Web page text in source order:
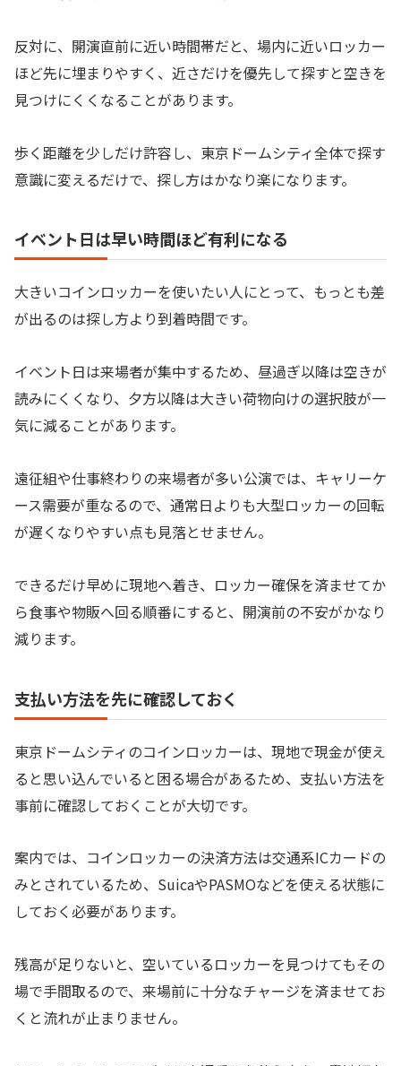
反対に、開演直前に近い時間帯だと、場内に近いロッカー
ほど先に埋まりやすく、近さだけを優先して探すと空きを
見つけにくくなることがあります。
歩く距離を少しだけ許容し、東京ドームシティ全体で探す
意識に変えるだけで、探し方はかなり楽になります。
イベント日は早い時間ほど有利になる
大きいコインロッカーを使いたい人にとって、もっとも差
が出るのは探し方より到着時間です。
イベント日は来場者が集中するため、昼過ぎ以降は空きが
読みにくくなり、夕方以降は大きい荷物向けの選択肢が一
気に減ることがあります。
遠征組や仕事終わりの来場者が多い公演では、キャリーケ
ース需要が重なるので、通常日よりも大型ロッカーの回転
が遅くなりやすい点も見落とせません。
できるだけ早めに現地へ着き、ロッカー確保を済ませてか
ら食事や物販へ回る順番にすると、開演前の不安がかなり
減ります。
支払い方法を先に確認しておく
東京ドームシティのコインロッカーは、現地で現金が使え
ると思い込んでいると困る場合があるため、支払い方法を
事前に確認しておくことが大切です。
案内では、コインロッカーの決済方法は交通系ICカードの
みとされているため、SuicaやPASMOなどを使える状態に
しておく必要があります。
残高が足りないと、空いているロッカーを見つけてもその
場で手間取るので、来場前に十分なチャージを済ませてお
くと流れが止まりません。